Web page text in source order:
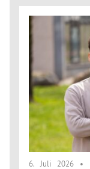
6. Juli 2026 •